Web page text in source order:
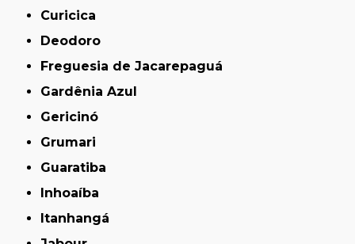
Curicica
Deodoro
Freguesia de Jacarepaguá
Gardênia Azul
Gericinó
Grumari
Guaratiba
Inhoaíba
Itanhangá